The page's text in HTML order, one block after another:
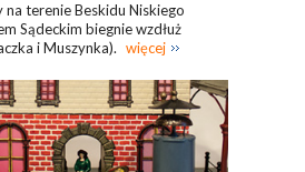
na terenie Beskidu Niskiego
Sądeckim biegnie wzdłuż
i Muszynka). więcej